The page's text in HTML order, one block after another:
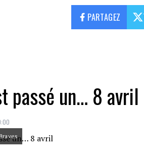
PARTAGEZ
passé un… 8 avril